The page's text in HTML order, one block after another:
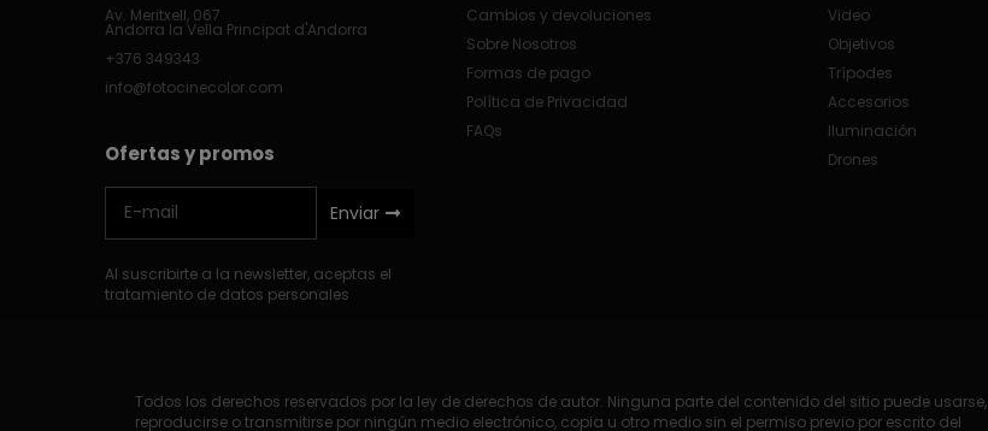
Av. Meritxell, 067
Andorra la Vella Principat d'Andorra
+376 349343
info@fotocinecolor.com
Ofertas y promos
Enviar
Al suscribirte a la newsletter, aceptas el
tratamiento de datos personales
Cambios y devoluciones
Sobre Nosotros
Formas de pago
Política de Privacidad
FAQs
Video
Objetivos
Trípodes
Accesorios
Iluminación
Drones
Todos los derechos reservados por la ley de derechos de autor. Ninguna parte del contenido del sitio puede usarse,
reproducirse o transmitirse por ningún medio electrónico, copia u otro medio sin el permiso previo por escrito del